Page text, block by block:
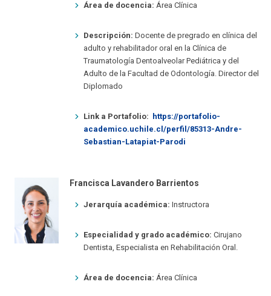
Área de docencia: Área Clínica
Descripción: Docente de pregrado en clínica del
adulto y rehabilitador oral en la Clínica de
Traumatología Dentoalveolar Pediátrica y del
Adulto de la Facultad de Odontología. Director del
Diplomado
Link a Portafolio: https://portafolio-
academico.uchile.cl/perfil/85313-Andre-
Sebastian-Latapiat-Parodi
Francisca Lavandero Barrientos
Jerarquía académica: Instructora
Especialidad y grado académico: Cirujano
Dentista, Especialista en Rehabilitación Oral.
Área de docencia: Área Clínica